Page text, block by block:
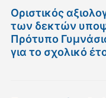
Οριστικός
των δεκτών
Πρότυπο
για το σχολικό